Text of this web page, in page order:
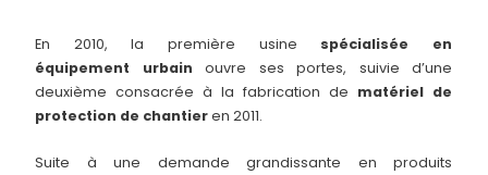
En 2010, la première usine spécialisée en
équipement urbain ouvre ses portes, suivie d’une
deuxième consacrée à la fabrication de matériel de
protection de chantieren 2011.
Suite à une demande grandissante en produits